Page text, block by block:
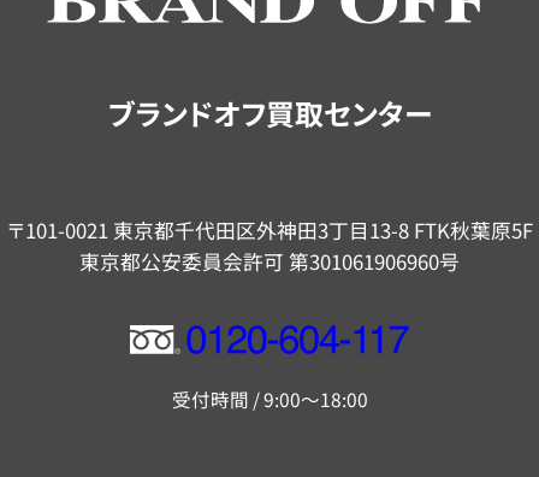
ブランドオフ買取センター
〒101-0021 東京都千代田区外神田3丁目13-8 FTK秋葉原5F
東京都公安委員会許可 第301061906960号
フ
ー
受付時間 / 9:00～18:00